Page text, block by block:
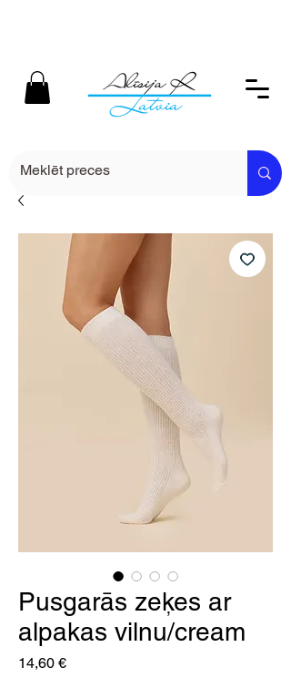
Pusgarās zeķes ar
alpakas vilnu/cream
14,60 €Cena